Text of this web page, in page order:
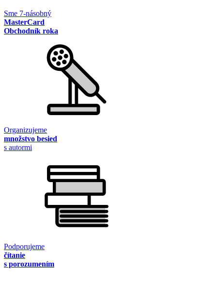
Sme 7-násobný
MasterCard
Obchodník roka
Organizujeme
množstvo besied
s autormi
Podporujeme
čítanie
s porozumením